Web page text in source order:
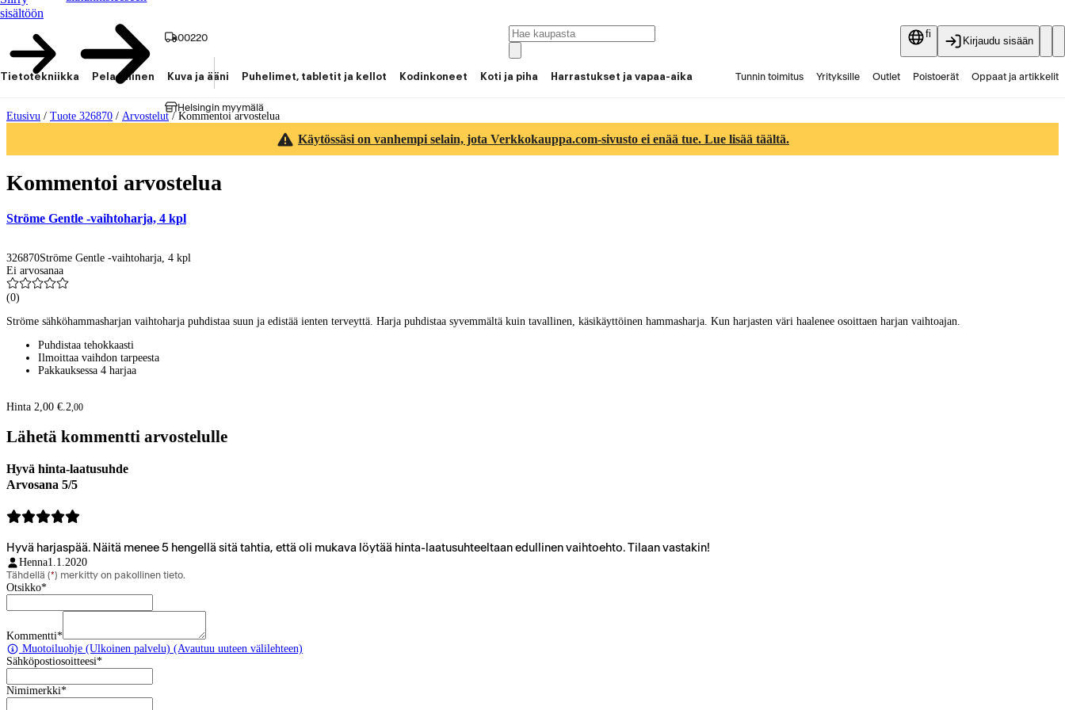
sisältöön
00220
Helsingin myymälä
fi
Kirjaudu sisään
Tietotekniikka Pelaaminen Kuva ja ääni Puhelimet, tabletit ja kellot Kodinkoneet Koti ja piha Harrastukset ja vapaa-aika Tunnin toimitus Yrityksille Outlet Poistoerät Oppaat ja artikkelit
Etusivu / Tuote 326870 / Arvostelut/ Kommentoi arvostelua
Käytössäsi on vanhempi selain, jota Verkkokauppa.com-sivusto ei enää tue. Lue lisää täältä.
Kommentoi arvostelua
Ströme Gentle -vaihtoharja, 4 kpl
326870Ströme Gentle -vaihtoharja, 4 kpl
Ei arvosanaa
(0)
Ströme sähköhammasharjan vaihtoharja puhdistaa suun ja edistää ienten terveyttä. Harja puhdistaa syvemmältä kuin tavallinen, käsikäyttöinen hammasharja. Kun harjasten väri haalenee osoittaen harjan vaihtoajan.
Puhdistaa tehokkaasti
Ilmoittaa vaihdon tarpeesta
Pakkauksessa 4 harjaa
Hinta 2,00 €.2,00
Lähetä kommentti arvostelulle
Hyvä hinta-laatusuhde
Arvosana 5/5
Hyvä harjaspää. Näitä menee 5 hengellä sitä tahtia, että oli mukava löytää hinta-laatusuhteeltaan edullinen vaihtoehto. Tilaan vastakin!
Henna1.1.2020
Tähdellä (*) merkitty on pakollinen tieto.
Otsikko*
Kommentti*
Muotoiluohje (Ulkoinen palvelu) (Avautuu uuteen välilehteen)
Sähköpostiosoitteesi*
Nimimerkki*